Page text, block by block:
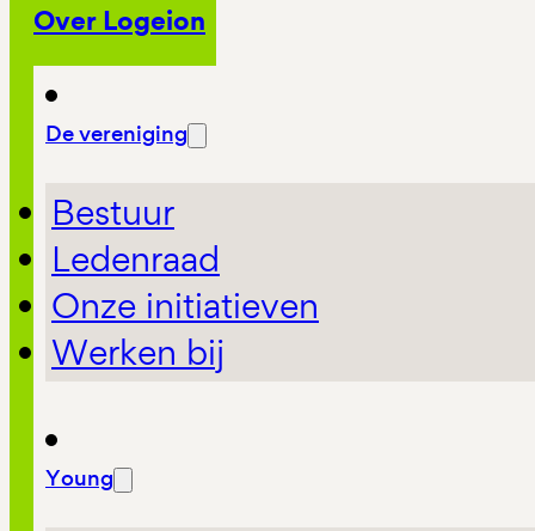
Over Logeion
De vereniging
Bestuur
Ledenraad
Onze initiatieven
Werken bij
Young